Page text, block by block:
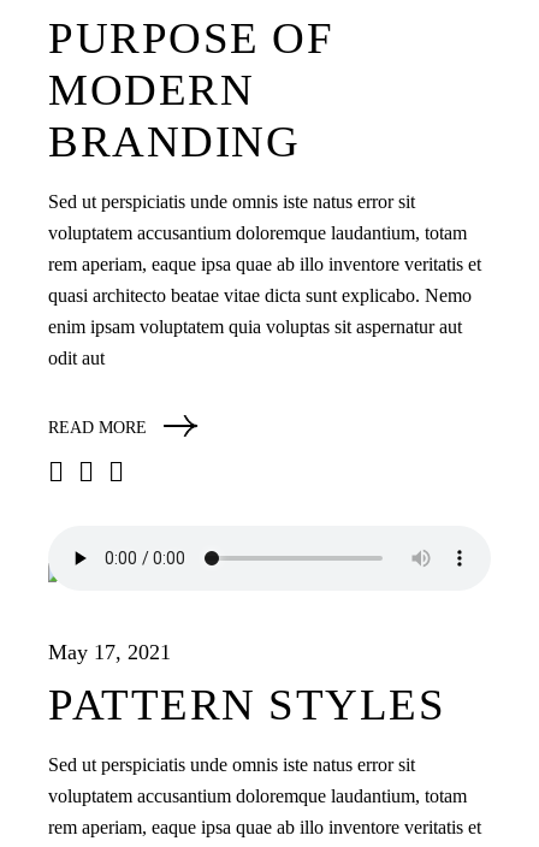
PURPOSE OF
MODERN
BRANDING
Sed ut perspiciatis unde omnis iste natus error sit
voluptatem accusantium doloremque laudantium, totam
rem aperiam, eaque ipsa quae ab illo inventore veritatis et
quasi architecto beatae vitae dicta sunt explicabo. Nemo
enim ipsam voluptatem quia voluptas sit aspernatur aut
odit aut
READ MORE
May 17, 2021
PATTERN STYLES
Sed ut perspiciatis unde omnis iste natus error sit
voluptatem accusantium doloremque laudantium, totam
rem aperiam, eaque ipsa quae ab illo inventore veritatis et